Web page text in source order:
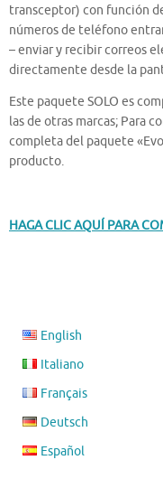
transceptor) con función
números de teléfono
– enviar y recibir correos
directamente desde la
Este paquete SOLO es
las de otras marcas; Para
completa del paquete
producto.
HAGA CLIC AQUÍ PARA
English
Italiano
Français
Deutsch
Español